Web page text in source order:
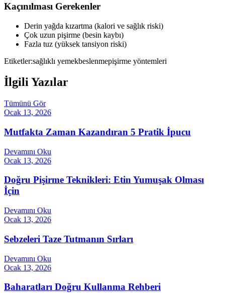
Kaçınılması Gerekenler
Derin yağda kızartma (kalori ve sağlık riski)
Çok uzun pişirme (besin kaybı)
Fazla tuz (yüksek tansiyon riski)
Etiketler:sağlıklı yemekbeslenmepişirme yöntemleri
İlgili Yazılar
Tümünü Gör
Ocak 13, 2026
Mutfakta Zaman Kazandıran 5 Pratik İpucu
Devamını Oku
Ocak 13, 2026
Doğru Pişirme Teknikleri: Etin Yumuşak Olması
İçin
Devamını Oku
Ocak 13, 2026
Sebzeleri Taze Tutmanın Sırları
Devamını Oku
Ocak 13, 2026
Baharatları Doğru Kullanma Rehberi